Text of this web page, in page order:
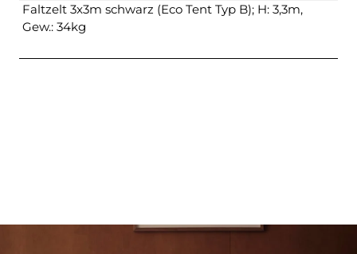
Faltzelt 3x3m schwarz (Eco Tent Typ B); H: 3,3m,
Gew.: 34kg